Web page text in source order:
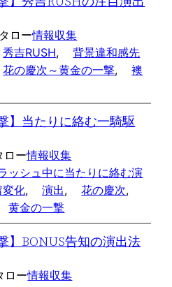
ロー情報収集
秀吉RUSH,
背景違和感先
花の慶次～黄金の一撃,
襖
】当たりに絡む一騎駆
ロー情報収集
ッシュ中に当たりに絡む演
変化, 演出, 花の慶次
黄金の一撃
】BONUS告知の演出法
ロー情報収集